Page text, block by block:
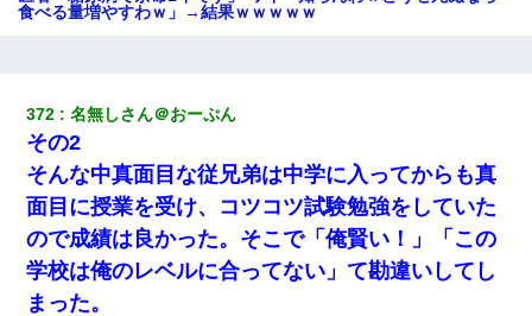
食べる量増やすわｗ」→結果ｗｗｗｗｗ
嫁が弁護士を連れてきて「悪いと思うなら慰謝料を払って離婚し
ろ」→ 俺「完全に恐喝になってますね」「お前、これが詐欺だっ
て知ってる？」
三年働いてたパートを突然クビになった。しかし元職場の主要取
引先のトップが母方の叔父だったので…
372 名無しさん＠おーぷん
その2
そんな中真面目な従兄弟は中学に入ってからも真
面目に授業を受け、コツコツ試験勉強をしていた
ので成績は良かった。そこで「俺賢い！」「この
学校は俺のレベルに合ってない」て勘違いしてし
まった。